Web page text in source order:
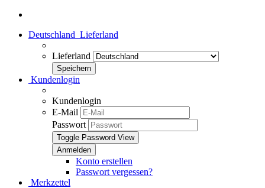
Deutschland Lieferland
Lieferland
Kundenlogin
Kundenlogin
E-Mail
Passwort
Toggle Password View
Konto erstellen
Passwort vergessen?
Merkzettel